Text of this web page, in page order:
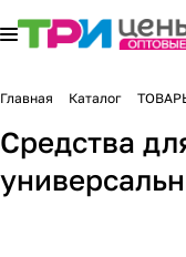
Главная Каталог
Средства